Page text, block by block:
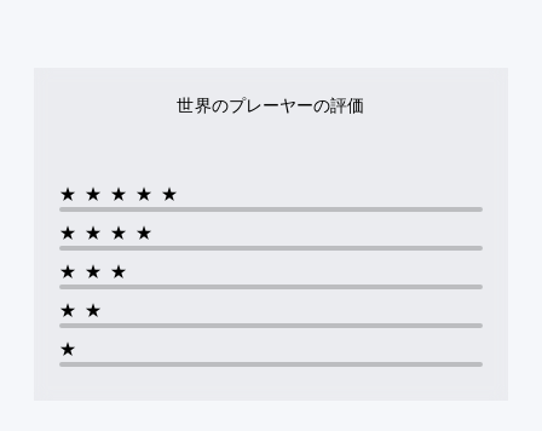
世界のプレーヤーの評価
★★★★★
★★★★
★★★
★★
★